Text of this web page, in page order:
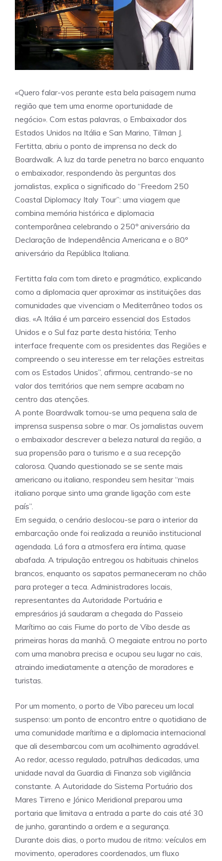
«Quero falar-vos perante esta bela paisagem numa
região que tem uma enorme oportunidade de
negócio». Com estas palavras, o Embaixador dos
Estados Unidos na Itália e San Marino, Tilman J.
Fertitta, abriu o ponto de imprensa no deck do
Boardwalk. A luz da tarde penetra no barco enquanto
o embaixador, respondendo às perguntas dos
jornalistas, explica o significado do “Freedom 250
Coastal Diplomacy Italy Tour”: uma viagem que
combina memória histórica e diplomacia
contemporânea celebrando o 250º aniversário da
Declaração de Independência Americana e o 80º
aniversário da República Italiana.
Fertitta fala com tom direto e pragmático, explicando
como a diplomacia quer aproximar as instituições das
comunidades que vivenciam o Mediterrâneo todos os
dias. «A Itália é um parceiro essencial dos Estados
Unidos e o Sul faz parte desta história; Tenho
interface frequente com os presidentes das Regiões e
compreendo o seu interesse em ter relações estreitas
com os Estados Unidos”, afirmou, centrando-se no
valor dos territórios que nem sempre acabam no
centro das atenções.
A ponte Boardwalk tornou-se uma pequena sala de
imprensa suspensa sobre o mar. Os jornalistas ouvem
o embaixador descrever a beleza natural da região, a
sua propensão para o turismo e a sua recepção
calorosa. Quando questionado se se sente mais
americano ou italiano, respondeu sem hesitar “mais
italiano porque sinto uma grande ligação com este
país”.
Em seguida, o cenário deslocou-se para o interior da
embarcação onde foi realizada a reunião institucional
agendada. Lá fora a atmosfera era íntima, quase
abafada. A tripulação entregou os habituais chinelos
brancos, enquanto os sapatos permaneceram no chão
para proteger a teca. Administradores locais,
representantes da Autoridade Portuária e
empresários já saudaram a chegada do Passeio
Marítimo ao cais Fiume do porto de Vibo desde as
primeiras horas da manhã. O megaiate entrou no porto
com uma manobra precisa e ocupou seu lugar no cais,
atraindo imediatamente a atenção de moradores e
turistas.
Por um momento, o porto de Vibo pareceu um local
suspenso: um ponto de encontro entre o quotidiano de
uma comunidade marítima e a diplomacia internacional
que ali desembarcou com um acolhimento agradável.
Ao redor, acesso regulado, patrulhas dedicadas, uma
unidade naval da Guardia di Finanza sob vigilância
constante. A Autoridade do Sistema Portuário dos
Mares Tirreno e Jónico Meridional preparou uma
portaria que limitava a entrada a parte do cais até 30
de junho, garantindo a ordem e a segurança.
Durante dois dias, o porto mudou de ritmo: veículos em
movimento, operadores coordenados, um fluxo